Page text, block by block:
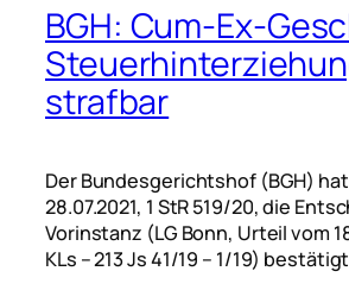
BGH: Cum-Ex-
strafbar
Der Bundesgerichtshof (BGH)
28.07.2021, 1 StR 519/20, die
Vorinstanz (LG Bonn, Urteil vom
KLs – 213 Js 41/19 – 1/19)